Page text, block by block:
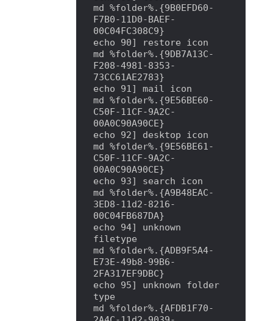
md %folder%.{9B0EFD60-
F7B0-11D0-BAEF-
00C04FC308C9}
echo 90] restore icon
md %folder%.{9DB7A13C-
F208-4981-8353-
73CC61AE2783}
echo 91] mail icon
md %folder%.{9E56BE60-
C50F-11CF-9A2C-
00A0C90A90CE}
echo 92] desktop icon
md %folder%.{9E56BE61-
C50F-11CF-9A2C-
00A0C90A90CE}
echo 93] search icon
md %folder%.{A9B48EAC-
3ED8-11d2-8216-
00C04FB687DA}
echo 94] unknown
filetype
md %folder%.{ADB9F5A4-
E73E-49b8-99B6-
2FA317EF9DBC}
echo 95] unknown folder
type
md %folder%.{AFDB1F70-